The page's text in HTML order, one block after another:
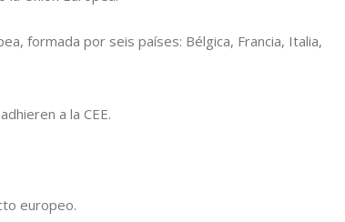
formada por seis países: Bélgica, Francia, Italia,
a la CEE.
europeo.